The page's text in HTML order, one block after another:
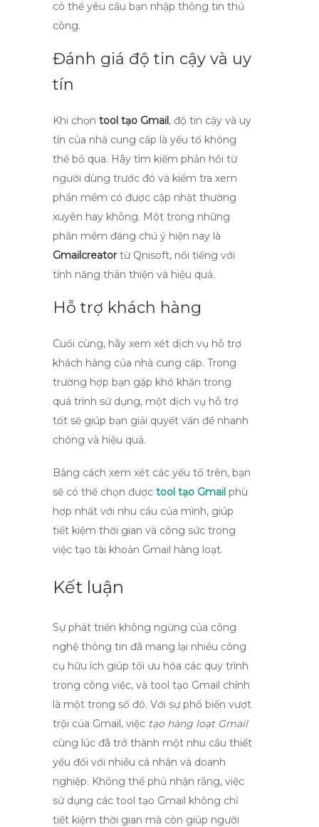
có thể yêu cầu bạn nhập thông tin thủ
công.
Đánh giá độ tin cậy và uy
tín
Khi chọn tool tạo Gmail, độ tin cậy và uy
tín của nhà cung cấp là yếu tố không
thể bỏ qua. Hãy tìm kiếm phản hồi từ
người dùng trước đó và kiểm tra xem
phần mềm có được cập nhật thường
xuyên hay không. Một trong những
phần mềm đáng chú ý hiện nay là
Gmailcreatortừ Qnisoft, nổi tiếng với
tính năng thân thiện và hiệu quả.
Hỗ trợ khách hàng
Cuối cùng, hãy xem xét dịch vụ hỗ trợ
khách hàng của nhà cung cấp. Trong
trường hợp bạn gặp khó khăn trong
quá trình sử dụng, một dịch vụ hỗ trợ
tốt sẽ giúp bạn giải quyết vấn đề nhanh
chóng và hiệu quả.
Bằng cách xem xét các yếu tố trên, bạn
sẽ có thể chọn được tool tạo Gmail phù
hợp nhất với nhu cầu của mình, giúp
tiết kiệm thời gian và công sức trong
việc tạo tài khoản Gmail hàng loạt.
Kết luận
Sự phát triển không ngừng của công
nghệ thông tin đã mang lại nhiều công
cụ hữu ích giúp tối ưu hóa các quy trình
trong công việc, và tool tạo Gmail chính
là một trong số đó. Với sự phổ biến vượt
trội của Gmail, việc tạo hàng loạt Gmail
cùng lúc đã trở thành một nhu cầu thiết
yếu đối với nhiều cá nhân và doanh
nghiệp. Không thể phủ nhận rằng, việc
sử dụng các tool tạo Gmail không chỉ
tiết kiệm thời gian mà còn giúp người